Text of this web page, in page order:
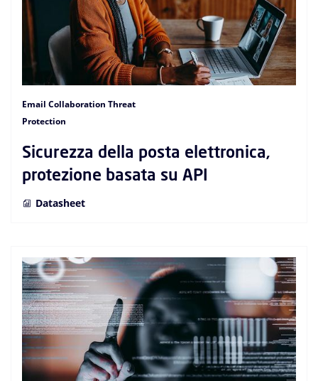
Email Collaboration Threat
Protection
Sicurezza della posta elettronica,
protezione basata su API
Datasheet